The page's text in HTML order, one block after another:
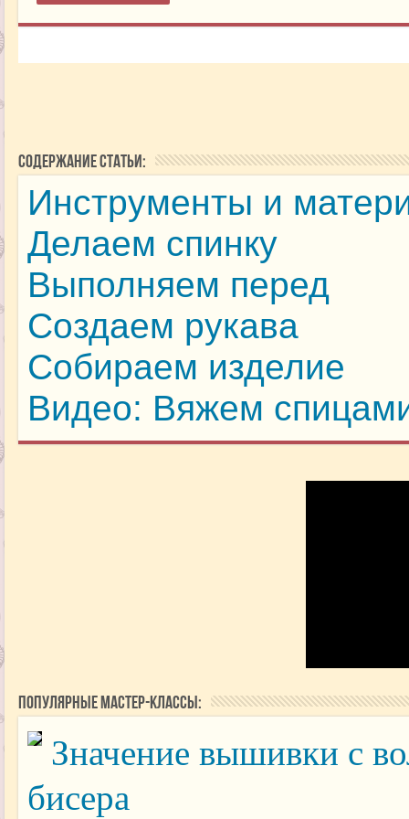
Содержание статьи:
Инструменты и
Делаем спинку
Выполняем перед
Создаем рукава
Собираем изделие
Видео: Вяжем
Популярные мастер-классы:
Значение вышивки с
бисера